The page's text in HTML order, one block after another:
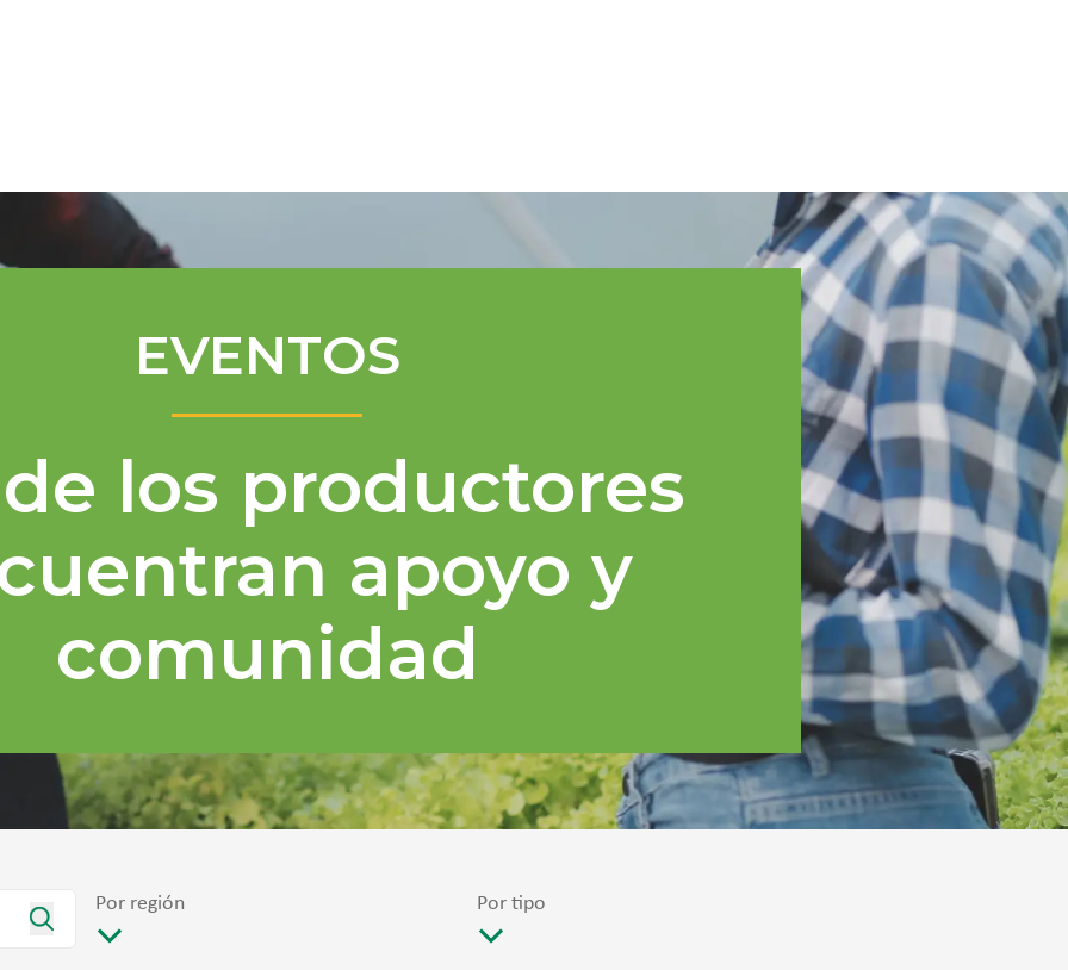
EVENTOS
los productores
apoyo y
comunidad
Por región Por tipo